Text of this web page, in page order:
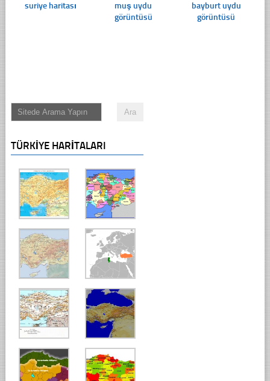
suriye haritası
muş uydu
görüntüsü
bayburt uydu
görüntüsü
TÜRKIYE HARITALARI